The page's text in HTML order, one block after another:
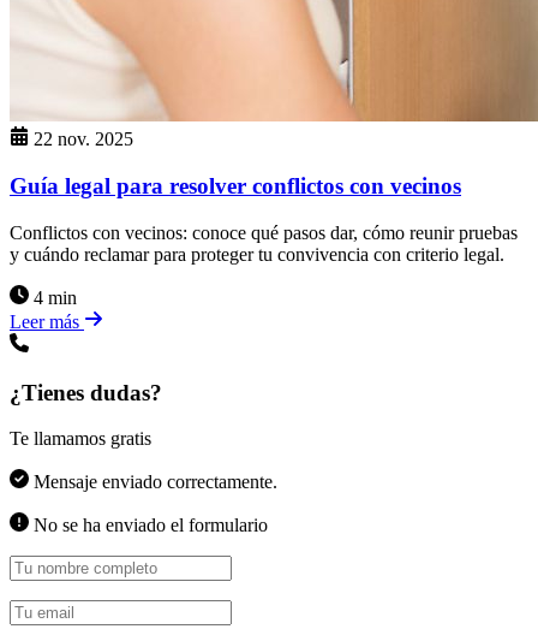
22 nov. 2025
Guía legal para resolver conflictos con vecinos
Conflictos con vecinos: conoce qué pasos dar, cómo reunir pruebas
y cuándo reclamar para proteger tu convivencia con criterio legal.
4 min
Leer más
¿Tienes dudas?
Te llamamos gratis
Mensaje enviado correctamente.
No se ha enviado el formulario